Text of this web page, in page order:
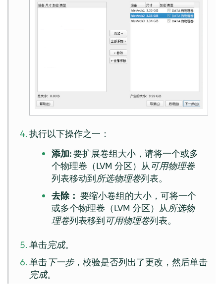
执行以下操作之一：
添加:要扩展卷组大小，请将一个或多
个物理卷（LVM 分区）从可用物理卷
列表移动到所选物理卷列表。
去除： 要缩小卷组的大小，可将一个
或多个物理卷（LVM 分区）从所选物
理卷列表移到可用物理卷列表。
单击完成。
单击下一步，校验是否列出了更改，然后单击
完成。